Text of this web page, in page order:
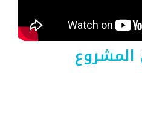
المشروع